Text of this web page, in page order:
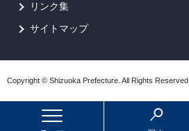
リンク集
サイトマップ
Copyright © Shizuoka Prefecture. All Rights Reserved.